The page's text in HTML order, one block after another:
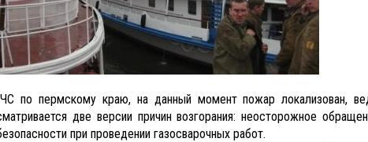
по пермскому краю, на данный момент пожар локализован,
две версии причин возгорания: неосторожное
при проведении газосварочных работ.